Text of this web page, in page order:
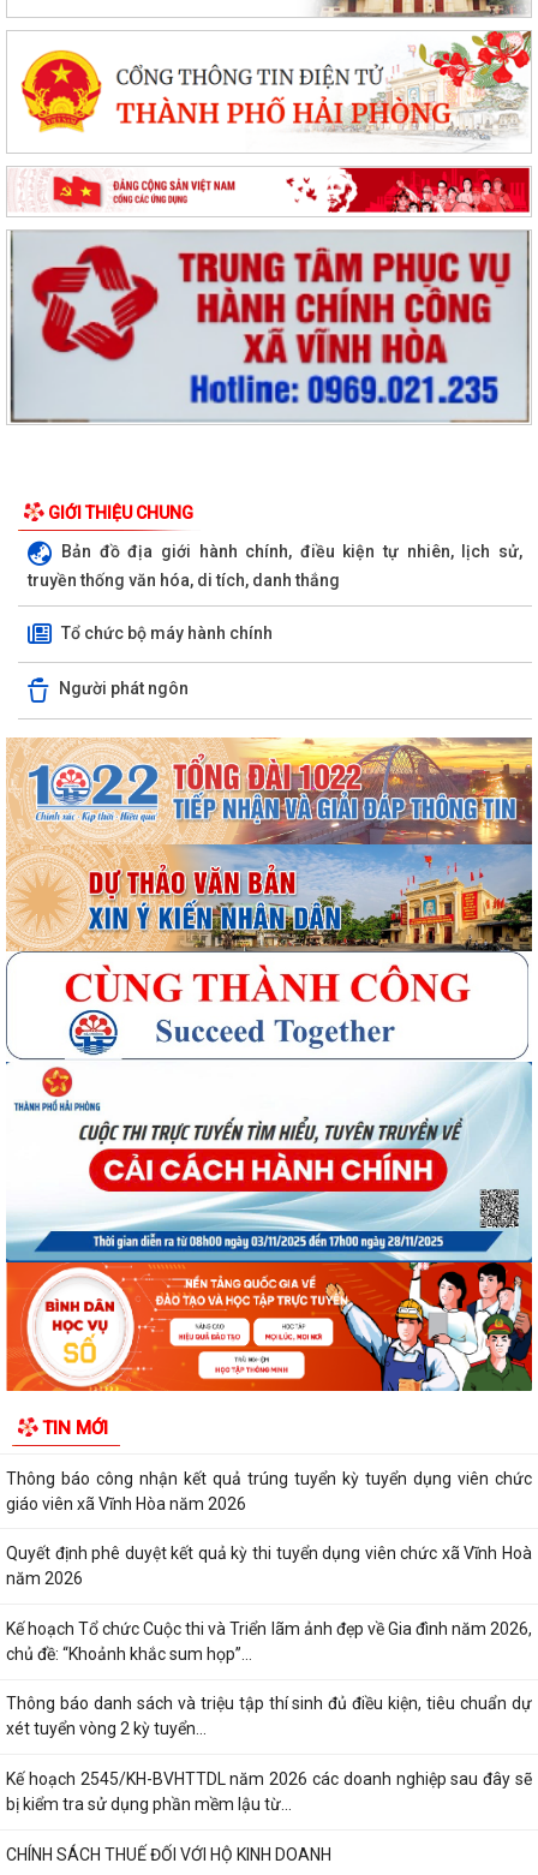
GIỚI THIỆU CHUNG
Bản đồ địa giới hành chính, điều kiện tự nhiên, lịch sử,
truyền thống văn hóa, di tích, danh thắng
Tổ chức bộ máy hành chính
Người phát ngôn
TIN MỚI
Quyết định số 3091/QĐ-UBND ngày 05/8/2026 của UBND thành phố
Về việc công bố thủ tục hành chính ban...
Quyết định số 3095/QĐ-UBND ngày 05/8/2026 của UBND thành phố
Về việc công bố danh mục thủ tục hành...
Quyết định công bố Người phát ngôn xã Vĩnh Hoà
Thông báo đấu giá Quyền sử dụng đất tại thôn Xuân Hùng ( cũ), xã
Vĩnh Hòa, thành phố Hải Phòng.
VI PHẠM HÀNH CHÍNH TRONG LĨNH VỰC ĐẦU TƯ KINH DOANH
Thông báo công nhận kết quả trúng tuyển kỳ tuyển dụng viên chức
giáo viên xã Vĩnh Hòa năm 2026
Quyết định phê duyệt kết quả kỳ thi tuyển dụng viên chức xã Vĩnh Hoà
năm 2026
Kế hoạch Tổ chức Cuộc thi và Triển lãm ảnh đẹp về Gia đình năm 2026,
chủ đề: “Khoảnh khắc sum họp”...
Thông báo danh sách và triệu tập thí sinh đủ điều kiện, tiêu chuẩn dự
xét tuyển vòng 2 kỳ tuyển...
Kế hoạch 2545/KH-BVHTTDL năm 2026 các doanh nghiệp sau đây sẽ
bị kiểm tra sử dụng phần mềm lậu từ...
CHÍNH SÁCH THUẾ ĐỐI VỚI HỘ KINH DOANH